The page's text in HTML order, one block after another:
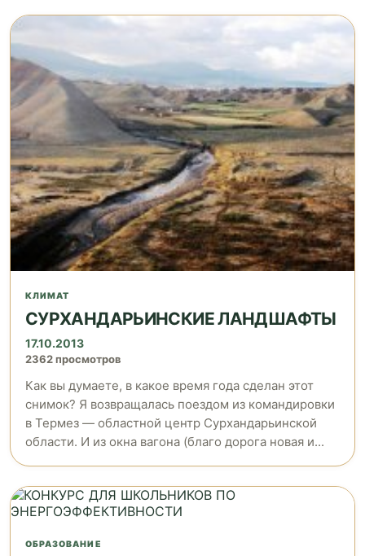
КЛИМАТ
СУРХАНДАРЬИНСКИЕ ЛАНДШАФТЫ
17.10.2013
2362 просмотров
Как вы думаете, в какое время года сделан этот
снимок? Я возвращалась поездом из командировки
в Термез — областной центр Сурхандарьинской
области. И из окна вагона (благо дорога новая и...
ОБРАЗОВАНИЕ